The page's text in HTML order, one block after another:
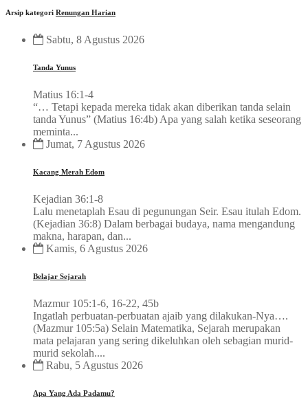
Arsip kategori Renungan Harian
Sabtu, 8 Agustus 2026
Tanda Yunus
Matius 16:1-4
“… Tetapi kepada mereka tidak akan diberikan tanda selain
tanda Yunus” (Matius 16:4b) Apa yang salah ketika seseorang
meminta...
Jumat, 7 Agustus 2026
Kacang Merah Edom
Kejadian 36:1-8
Lalu menetaplah Esau di pegunungan Seir. Esau itulah Edom.
(Kejadian 36:8) Dalam berbagai budaya, nama mengandung
makna, harapan, dan...
Kamis, 6 Agustus 2026
Belajar Sejarah
Mazmur 105:1-6, 16-22, 45b
Ingatlah perbuatan-perbuatan ajaib yang dilakukan-Nya….
(Mazmur 105:5a) Selain Matematika, Sejarah merupakan
mata pelajaran yang sering dikeluhkan oleh sebagian murid-
murid sekolah....
Rabu, 5 Agustus 2026
Apa Yang Ada Padamu?